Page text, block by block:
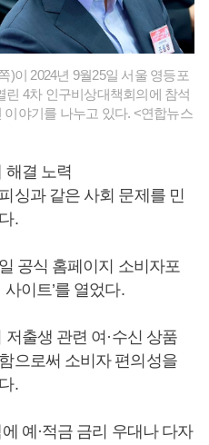
)이 2024년 9월25일 서울 영등포
4차 인구비상대책회의에 참석
야기를 나누고 있다. <연합뉴스
결 노력
싱과 같은 사회 문제를 민
.
공식 홈페이지 소비자포
이트’를 열었다.
출생 관련 여·수신 상품
으로써 소비자 편의성을
.
예·적금 금리 우대나 다자